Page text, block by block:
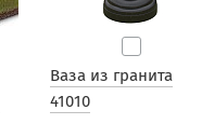
Ваза из гранита
41010